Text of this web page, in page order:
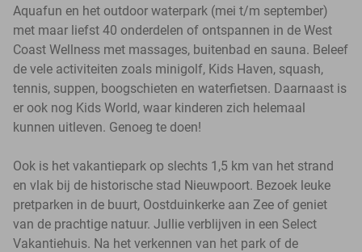
Aquafun en het outdoor waterpark (mei t/m september)
met maar liefst 40 onderdelen of ontspannen in de West
Coast Wellness met massages, buitenbad en sauna. Beleef
de vele activiteiten zoals minigolf, Kids Haven, squash,
tennis, suppen, boogschieten en waterfietsen. Daarnaast is
er ook nog Kids World, waar kinderen zich helemaal
kunnen uitleven. Genoeg te doen!
Ook is het vakantiepark op slechts 1,5 km van het strand
en vlak bij de historische stad Nieuwpoort. Bezoek leuke
pretparken in de buurt, Oostduinkerke aan Zee of geniet
van de prachtige natuur. Jullie verblijven in een Select
Vakantiehuis. Na het verkennen van het park of de